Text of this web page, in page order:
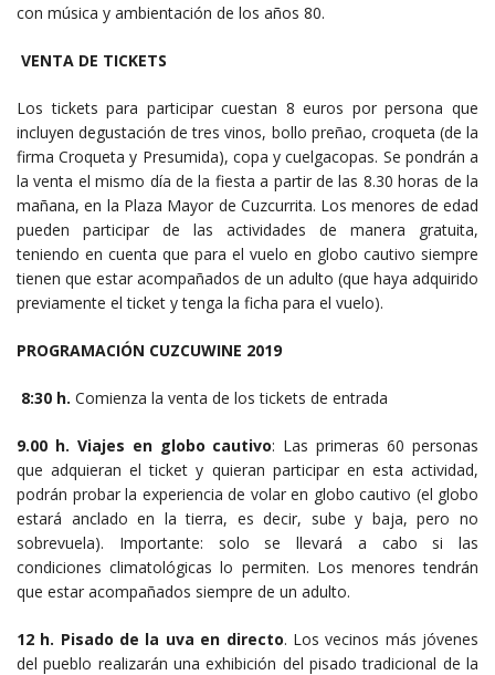
con música y ambientación de los años 80.
VENTA DE TICKETS
Los tickets para participar cuestan 8 euros por persona que
incluyen degustación de tres vinos, bollo preñao, croqueta (de la
firma Croqueta y Presumida), copa y cuelgacopas. Se pondrán a
la venta el mismo día de la fiesta a partir de las 8.30 horas de la
mañana, en la Plaza Mayor de Cuzcurrita. Los menores de edad
pueden participar de las actividades de manera gratuita,
teniendo en cuenta que para el vuelo en globo cautivo siempre
tienen que estar acompañados de un adulto (que haya adquirido
previamente el ticket y tenga la ficha para el vuelo).
PROGRAMACIÓN CUZCUWINE 2019
8:30 h. Comienza la venta de los tickets de entrada
9.00 h. Viajes en globo cautivo: Las primeras 60 personas
que adquieran el ticket y quieran participar en esta actividad,
podrán probar la experiencia de volar en globo cautivo (el globo
estará anclado en la tierra, es decir, sube y baja, pero no
sobrevuela). Importante: solo se llevará a cabo si las
condiciones climatológicas lo permiten. Los menores tendrán
que estar acompañados siempre de un adulto.
12 h. Pisado de la uva en directo. Los vecinos más jóvenes
del pueblo realizarán una exhibición del pisado tradicional de la